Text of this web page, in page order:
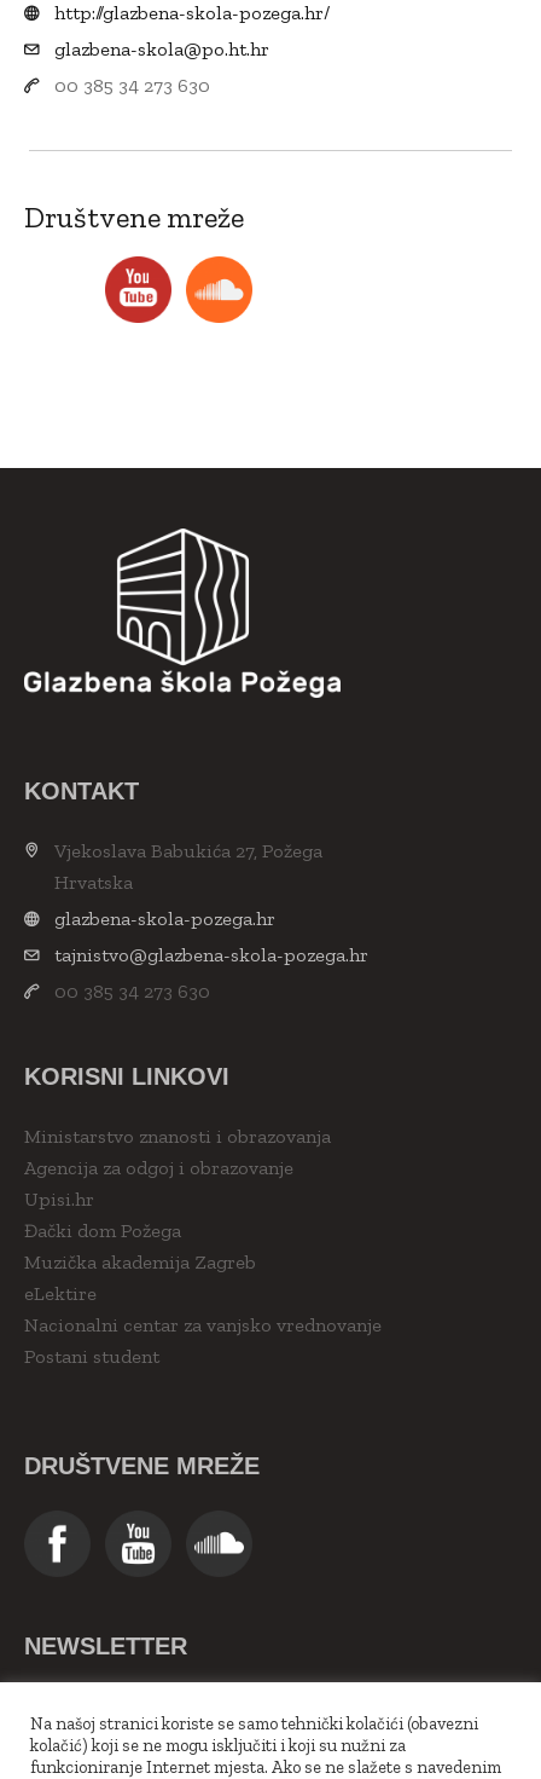
http://glazbena-skola-pozega.hr/
glazbena-skola@po.ht.hr
00 385 34 273 630
Društvene mreže
KONTAKT
Vjekoslava Babukića 27, Požega
Hrvatska
glazbena-skola-pozega.hr
tajnistvo@glazbena-skola-pozega.hr
00 385 34 273 630
KORISNI LINKOVI
Ministarstvo znanosti i obrazovanja
Agencija za odgoj i obrazovanje
Upisi.hr
Đački dom Požega
Muzička akademija Zagreb
eLektire
Nacionalni centar za vanjsko vrednovanje
Postani student
DRUŠTVENE MREŽE
NEWSLETTER
Na našoj stranici koriste se samo tehnički kolačići (obavezni
kolačić) koji se ne mogu isključiti i koji su nužni za
funkcioniranje Internet mjesta. Ako se ne slažete s navedenim